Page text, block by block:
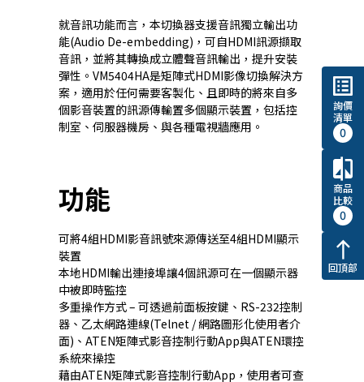
就音訊功能而言，本切換器支援音訊獨立輸出功
能(Audio De-embedding)，可自HDMI訊源擷取
音訊，並將其轉換成立體聲音訊輸出，提升安裝
彈性。VM5404HA是矩陣式HDMI影像切換解決方
案，適用於任何需要客製化、且即時的將來自多
個影音裝置的訊源傳輸置多個顯示裝置，包括控
制室、伺服器機房、與各種電視牆應用。
功能
可將4組HDMI影音訊號來源傳送至4組HDMI顯示
裝置
本地HDMI輸出連接埠讓4個訊源可在一個顯示器
中被即時監控
多重操作方式 – 可透過前面板按鍵、RS-232控制
器、乙太網路連線(Telnet / 網路圖形化使用者介
面)、ATEN矩陣式影音控制行動App與ATEN環控
系統來操控
藉由ATEN矩陣式影音控制行動App，使用者可查
list_alt
詢價
清單
0
compare
商品
比較
0
north
回頂部